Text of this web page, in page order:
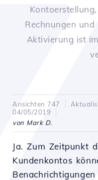
Rechnungen
Aktivierung ist
Ansichten 747
04/05/2019
von Mark D.
Ja. Zum Zeitpunkt
Kundenkontos